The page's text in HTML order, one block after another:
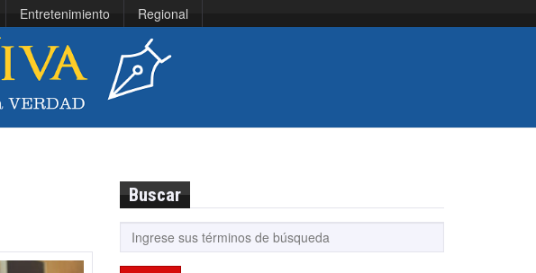
Entretenimiento Regional
Buscar